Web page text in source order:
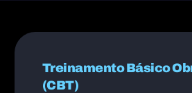
Treinamento Básico
(CBT)